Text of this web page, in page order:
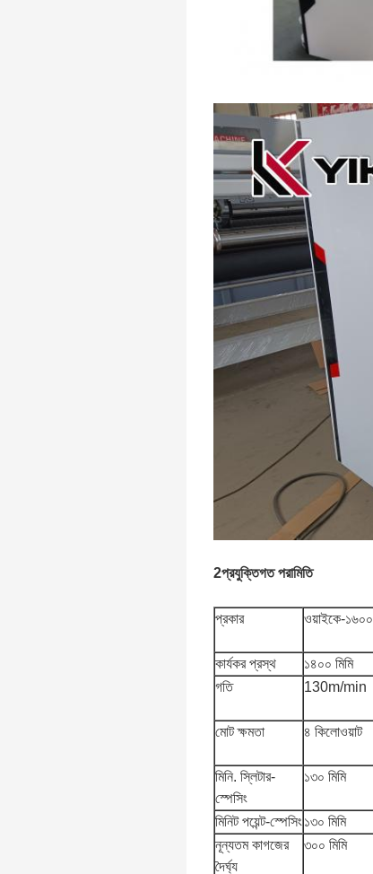
2প্রযুক্তিগত পরামিতি
প্রকার ওয়াইকে-১৬০০
কার্যকর প্রস্থ ১৪০০ মিমি
গতি
130m/min
মোট ক্ষমতা ৪ কিলোওয়াট
মিনি. স্লিটার-
স্পেসিং
১৩০ মিমি
মিনিট পয়েন্ট-স্পেসিং১৩০ মিমি
নূন্যতম কাগজের
দৈর্ঘ্য
৩০০ মিমি